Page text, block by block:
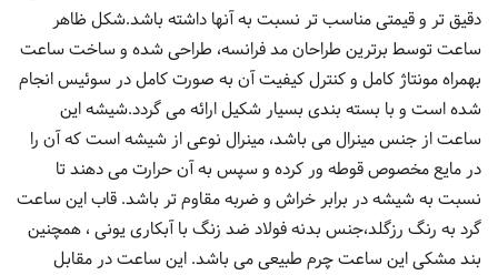
دقیق تر و قیمتی مناسب تر نسبت به آنها داشته باشد.شکل ظاهر
ساعت توسط برترین طراحان مد فرانسه، طراحی شده و ساخت ساعت
بهمراه مونتاژ کامل و کنترل کیفیت آن به صورت کامل در سوئیس انجام
شده است و با بسته بندی بسیار شکیل ارائه می گردد.شیشه این
ساعت از جنس مینرال می باشد، مینرال نوعی از شیشه است که آن را
در مایع مخصوص قوطه ور کرده و سپس به آن حرارت می دهند تا
نسبت به شیشه در برابر خراش و ضربه مقاوم تر باشد. قاب این ساعت
گرد به رنگ رزگلد،جنس بدنه فولاد ضد زنگ با آبکاری یونی ، همچنین
بند مشکی این ساعت چرم طبیعی می باشد. این ساعت در مقابل